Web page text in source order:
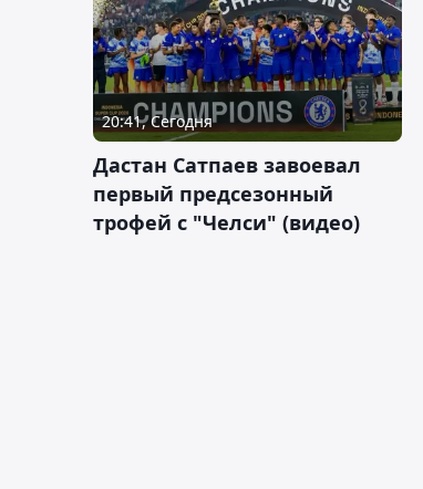
20:41, Сегодня
Дастан Сатпаев завоевал
первый предсезонный
трофей с "Челси" (видео)